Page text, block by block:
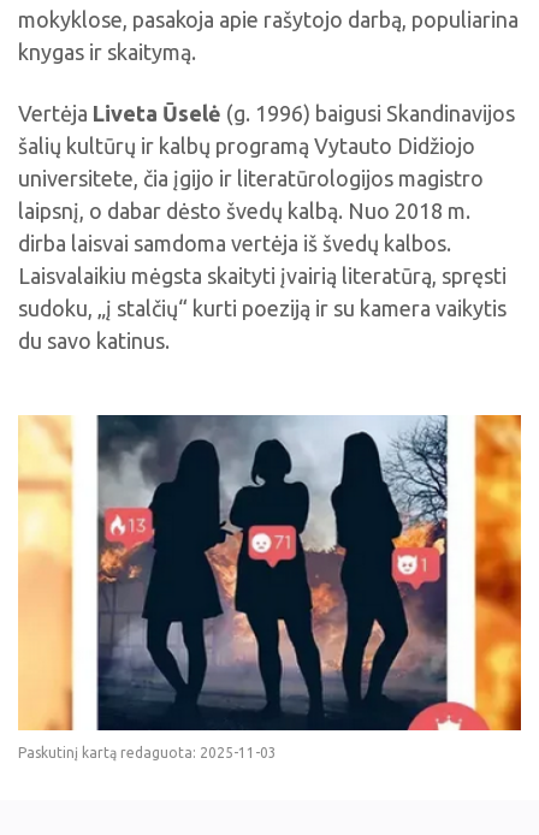
mokyklose, pasakoja apie rašytojo darbą, populiarina
knygas ir skaitymą.
Vertėja Liveta Ūselė (g. 1996) baigusi Skandinavijos
šalių kultūrų ir kalbų programą Vytauto Didžiojo
universitete, čia įgijo ir literatūrologijos magistro
laipsnį, o dabar dėsto švedų kalbą. Nuo 2018 m.
dirba laisvai samdoma vertėja iš švedų kalbos.
Laisvalaikiu mėgsta skaityti įvairią literatūrą, spręsti
sudoku, „į stalčių“ kurti poeziją ir su kamera vaikytis
du savo katinus.
Paskutinį kartą redaguota: 2025-11-03